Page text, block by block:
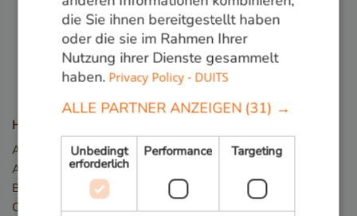
Holzarten
Angelim Vermelho
Azobé / Bongossi
Basralocus
Cumaru
die Sie ihnen bereitgestellt haben
oder die sie im Rahmen Ihrer
Nutzung ihrer Dienste gesammelt
haben. Privacy Policy - DUITS
ALLE PARTNER ANZEIGEN (31) →
Unbedingt
erforderlich
Performance Targeting